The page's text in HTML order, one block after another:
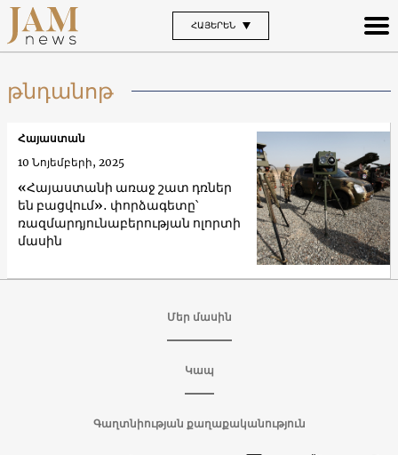
ՀԱՅԵՐԵՆ
թնդանոթ
«Հայաստանի առաջ շատ դռներ
են բացվում»․ փորձագետը՝
ռազմարդյունաբերության ոլորտի
մասին
Հայաստան
10 Նոյեմբերի, 2025
Մեր մասին
Կապ
Գաղտնիության քաղաքականություն